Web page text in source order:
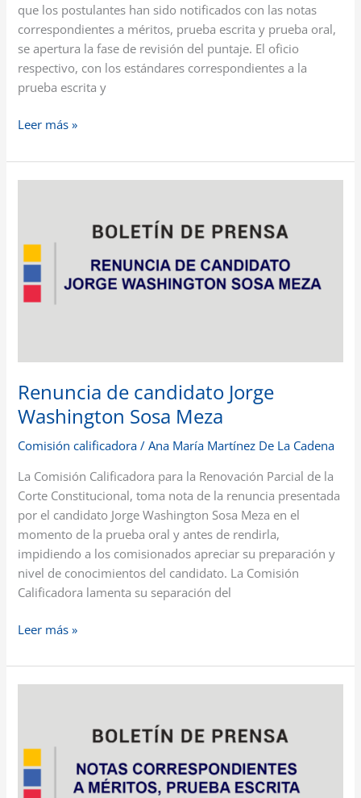
que los postulantes han sido notificados con las notas
correspondientes a méritos, prueba escrita y prueba oral,
se apertura la fase de revisión del puntaje. El oficio
respectivo, con los estándares correspondientes a la
prueba escrita y
Leer más »
Renuncia de candidato Jorge
Washington Sosa Meza
Comisión calificadora /Ana María Martínez De La Cadena
La Comisión Calificadora para la Renovación Parcial de la
Corte Constitucional, toma nota de la renuncia presentada
por el candidato Jorge Washington Sosa Meza en el
momento de la prueba oral y antes de rendirla,
impidiendo a los comisionados apreciar su preparación y
nivel de conocimientos del candidato. La Comisión
Calificadora lamenta su separación del
Jorge
Washington
Sosa
Meza
Leer más »
méritos,
prueba
escrita